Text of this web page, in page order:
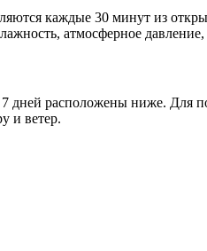
каждые 30 минут из
атмосферное
расположены ниже. Для
и ветер.